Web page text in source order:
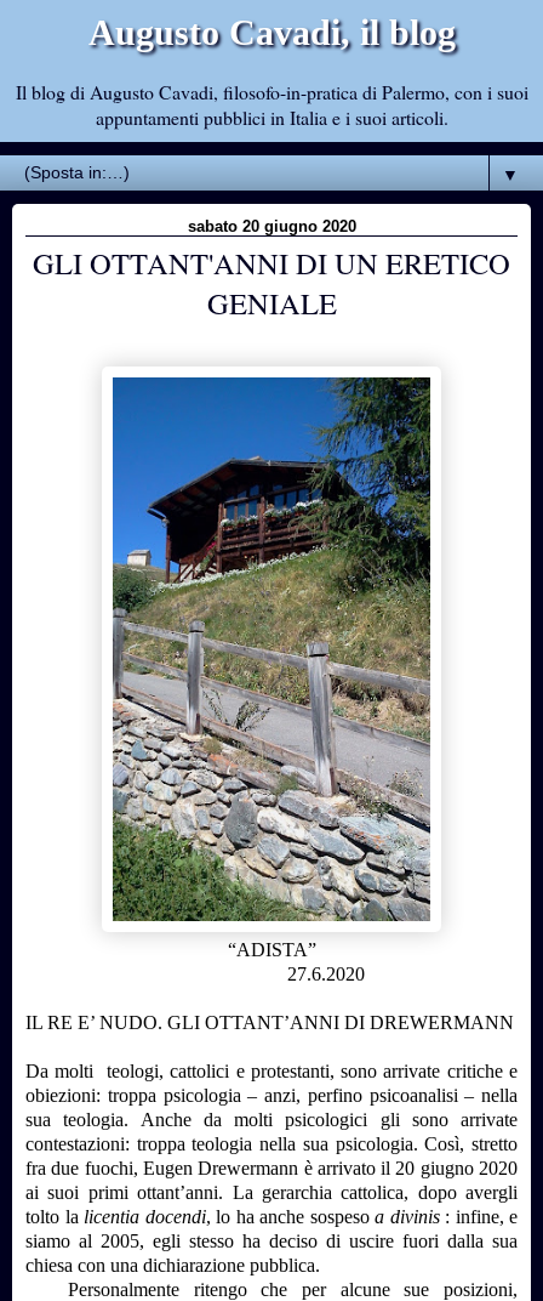
Augusto Cavadi, il blog
Il blog di Augusto Cavadi, filosofo-in-pratica di Palermo, con i suoi
appuntamenti pubblici in Italia e i suoi articoli.
▼
sabato 20 giugno 2020
GLI OTTANT'ANNI DI UN ERETICO
GENIALE
“ADISTA”
27.6.2020
IL RE E’ NUDO. GLI OTTANT’ANNI DI DREWERMANN
Da molti teologi, cattolici e protestanti, sono arrivate critiche e
obiezioni: troppa psicologia – anzi, perfino psicoanalisi – nella
sua teologia. Anche da molti psicologici gli sono arrivate
contestazioni: troppa teologia nella sua psicologia. Così, stretto
fra due fuochi, Eugen Drewermann è arrivato il 20 giugno 2020
ai suoi primi ottant’anni. La gerarchia cattolica, dopo avergli
tolto la licentia docendi, lo ha anche sospeso a divinis: infine, e
siamo al 2005, egli stesso ha deciso di uscire fuori dalla sua
chiesa con una dichiarazione pubblica.
Personalmente ritengo che per alcune sue posizioni,